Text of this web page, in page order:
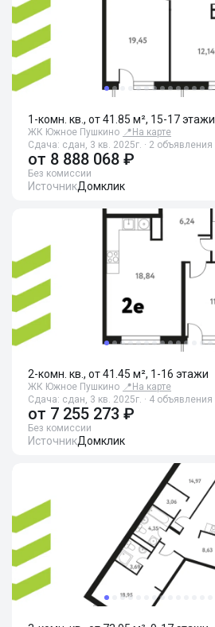
1-комн. кв., от 41.85 м², 15-17 этажи
ЖК Южное Пушкино 📍 На карте
Сдача: сдан, 3 кв. 2025г. · 2 объявления
от 8 888 068 ₽
Без комиссии
ИсточникДомклик
2-комн. кв., от 41.45 м², 1-16 этажи
ЖК Южное Пушкино 📍 На карте
Сдача: сдан, 3 кв. 2025г. · 4 объявления
от 7 255 273 ₽
Без комиссии
ИсточникДомклик